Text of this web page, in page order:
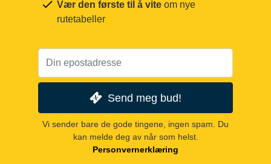
Vær den første til å vite om nye
rutetabeller
Send meg bud!
Vi sender bare de gode tingene, ingen spam. Du
kan melde deg av når som helst.
Personvernerklæring